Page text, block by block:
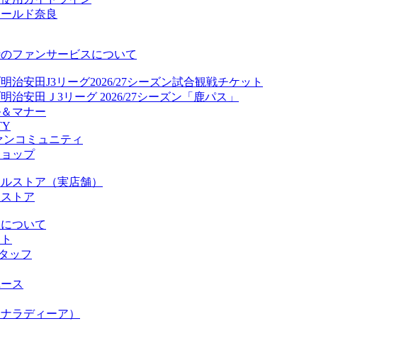
ッフ
ス
ラディーア）
トナー企業
集
ティ
クト
ルド奈良
ファンサービスについて
治安田J3リーグ2026/27シーズン試合観戦チケット
治安田Ｊ3リーグ 2026/27シーズン「鹿パス」
マナー
ンコミュニティ
ップ
ストア（実店舗）
トア
ついて
ッフ
ス
ラディーア）